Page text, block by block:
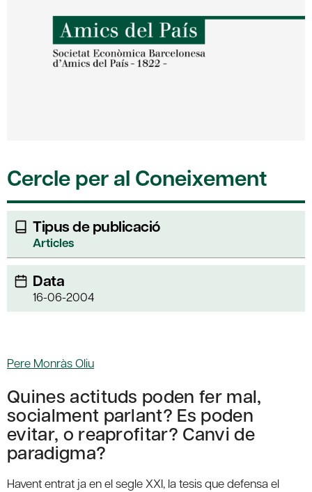
Cercle per al Coneixement
Tipus de publicació
Articles
Data
16-06-2004
Pere Monràs Oliu
Quines actituds poden fer mal,
socialment parlant? Es poden
evitar, o reaprofitar? Canvi de
paradigma?
Havent entrat ja en el segle XXI, la tesis que defensa el